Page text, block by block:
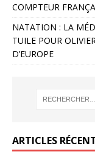
COMPTEUR
NATATION : LA
TUILE POUR
D’EUROPE
ARTICLES